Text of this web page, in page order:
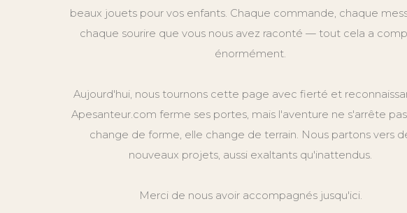
beaux jouets pour vos enfants. Chaque commande, chaque
chaque sourire que vous nous avez raconté — tout cela a
énormément.
Aujourd'hui, nous tournons cette page avec fierté et
Apesanteur.com ferme ses portes, mais l'aventure ne s'arrête
change de forme, elle change de terrain. Nous partons vers
nouveaux projets, aussi exaltants qu'inattendus.
Merci de nous avoir accompagnés jusqu'ici.